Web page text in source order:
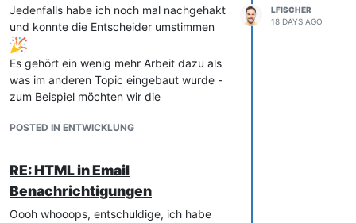
Jedenfalls habe ich noch mal nachgehakt
und konnte die Entscheider umstimmen
Es gehört ein wenig mehr Arbeit dazu als
was im anderen Topic eingebaut wurde -
zum Beispiel möchten wir die
auch den WYSIWYG Editor nutzen, sofern
Der Change liegt aktuell bei unserer QS
und sollte (wenn nichts dazwischen
kommt) mit der nächsten i-doit Version
(aktuell für Oktober geplant) veröffentlicht
POSTED IN ENTWICKLUNG
LFISCHER
18 DAYS AGO
RE: HTML in Email
Benachrichtigungen
Oooh whooops, entschuldige, ich habe